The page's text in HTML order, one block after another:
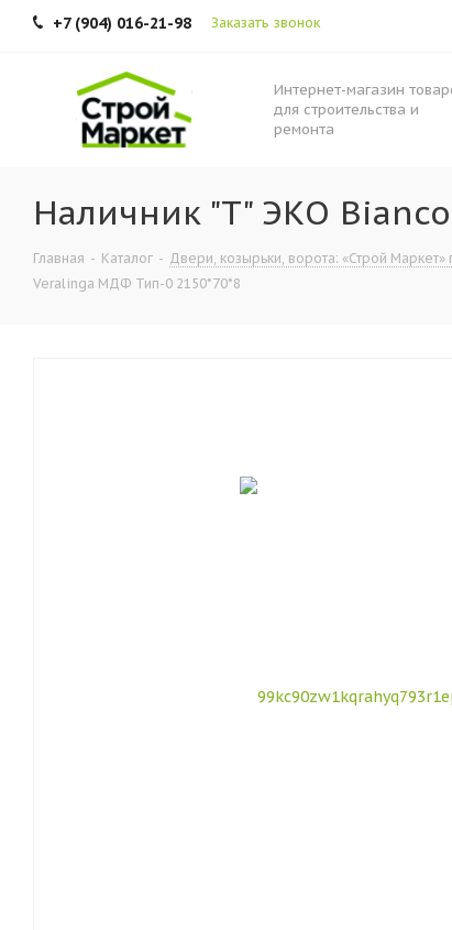
+7 (904) 016-21-98 Заказать звонок
Интернет-магазин
для строительства и
ремонта
Наличник "Т" ЭКО
Главная - Каталог - Двери, козырьки, ворота: «Строй Маркет»
Veralinga МДФ Тип-0 2150*70*8